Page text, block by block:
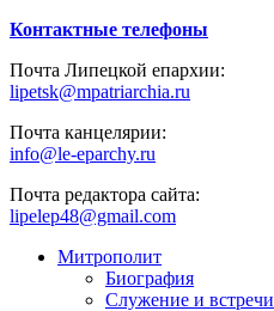
Контактные телефоны
Почта Липецкой епархии:
lipetsk@mpatriarchia.ru
Почта канцелярии:
info@le-eparchy.ru
Почта редактора сайта:
lipelep48@gmail.com
Митрополит
Биография
Служение и встречи